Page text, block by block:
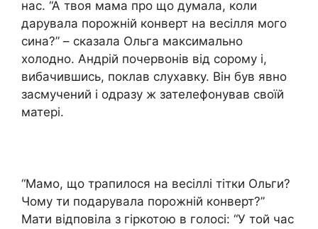
нас. “А твоя мама про що думала, коли
дарувала порожній конверт на весілля мого
сина?” – сказала Ольга максимально
холодно. Андрій почервонів від сорому і,
вибачившись, поклав слухавку. Він був явно
засмучений і одразу ж зателефонував своїй
матері.
“Мамо, що трапилося на весіллі тітки Ольги?
Чому ти подарувала порожній конверт?”
Мати відповіла з гіркотою в голосі: “У той час